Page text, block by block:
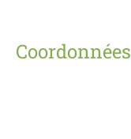
Coordonnées